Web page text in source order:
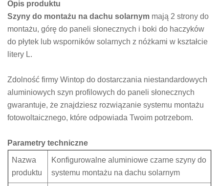
Opis produktu
Szyny do montażu na dachu solarnym mają 2 strony do
montażu, górę do paneli słonecznych i boki do haczyków
do płytek lub wsporników solarnych z nóżkami w kształcie
litery L.
Zdolność firmy Wintop do dostarczania niestandardowych
aluminiowych szyn profilowych do paneli słonecznych
gwarantuje, że znajdziesz rozwiązanie systemu montażu
fotowoltaicznego, które odpowiada Twoim potrzebom.
Parametry techniczne
Nazwa
produktu
Konfigurowalne aluminiowe czarne szyny do
systemu montażu na dachu solarnym